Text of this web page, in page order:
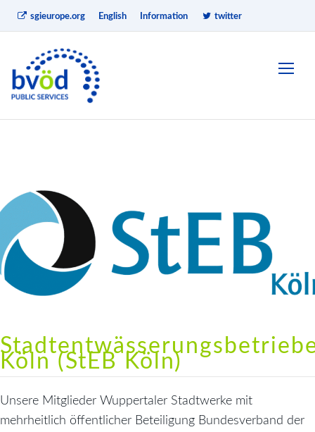
sgieurope.org English Information twitter
Köln (StEB Köln)
Unsere Mitglieder Wuppertaler Stadtwerke mit
mehrheitlich öffentlicher Beteiligung Bundesverband der